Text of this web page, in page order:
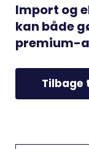
Import og
kan både
premium-
Tilbage